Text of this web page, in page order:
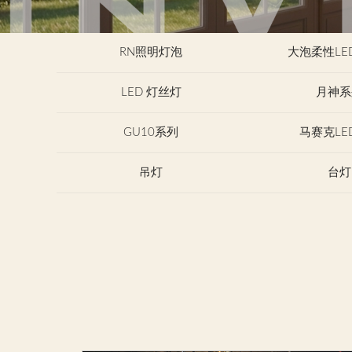
RN照明灯泡 大泡柔性
LED 灯丝灯 月神
GU10系列 马赛克
吊灯 台灯